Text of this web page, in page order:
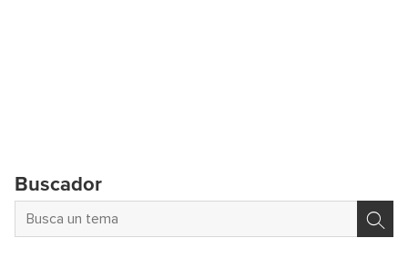
Buscador